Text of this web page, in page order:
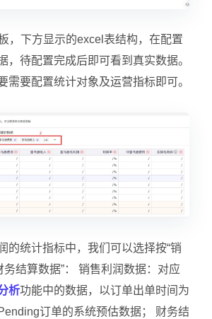
，下方显示的excel表结构，在配置
，待配置完成后即可看到真实数据。
需要配置统计对象及运营指标即可。
的统计指标中，我们可以选择按“销
务结算数据”： 销售利润数据：对应
析功能中的数据，以订单出单时间为
订单的系统预估数据； 财务结